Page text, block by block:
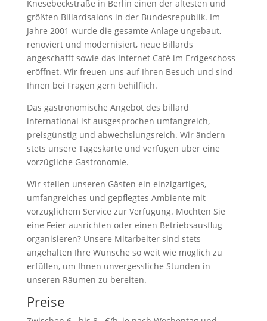
Knesebeckstraße in Berlin einen der ältesten und
größten Billardsalons in der Bundesrepublik. Im
Jahre 2001 wurde die gesamte Anlage ungebaut,
renoviert und modernisiert, neue Billards
angeschafft sowie das Internet Café im Erdgeschoss
eröffnet. Wir freuen uns auf Ihren Besuch und sind
Ihnen bei Fragen gern behilflich.
Das gastronomische Angebot des billard
international ist ausgesprochen umfangreich,
preisgünstig und abwechslungsreich. Wir ändern
stets unsere Tageskarte und verfügen über eine
vorzügliche Gastronomie.
Wir stellen unseren Gästen ein einzigartiges,
umfangreiches und gepflegtes Ambiente mit
vorzüglichem Service zur Verfügung. Möchten Sie
eine Feier ausrichten oder einen Betriebsausflug
organisieren? Unsere Mitarbeiter sind stets
angehalten Ihre Wünsche so weit wie möglich zu
erfüllen, um Ihnen unvergessliche Stunden in
unseren Räumen zu bereiten.
Preise